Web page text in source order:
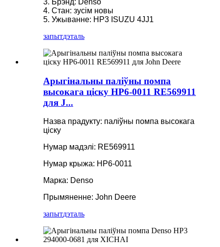
3. Брэнд: Denso
4. Стан: зусім новы
5. Ужыванне: HP3 ISUZU 4JJ1
запытдэталь
Арыгінальны паліўны помпа
высокага ціску HP6-0011 RE569911
для J...
Назва прадукту: паліўны помпа высокага
ціску
Нумар мадэлі: RE569911
Нумар крыжа: HP6-0011
Марка: Denso
Прымяненне: John Deere
запытдэталь